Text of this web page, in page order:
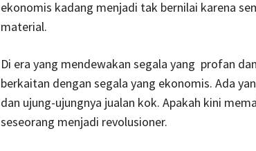
ekonomis kadang menjadi tak bernilai karena
material.
Di era yang mendewakan segala yang profan
berkaitan dengan segala yang ekonomis. Ada
dan ujung-ujungnya jualan kok. Apakah kini
seseorang menjadi revolusioner.